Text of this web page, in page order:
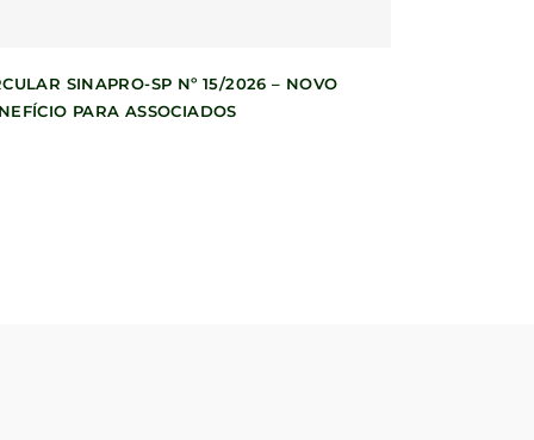
SINAPRO-SP Nº 15/2026 – NOVO
PARA ASSOCIADOS